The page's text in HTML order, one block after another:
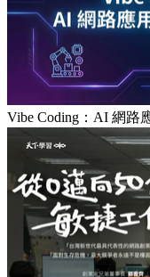
Vibe Coding：AI 網路